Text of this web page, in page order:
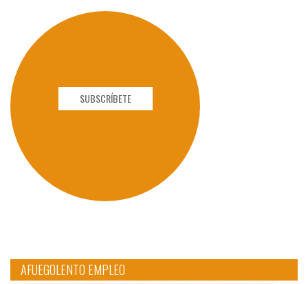
SUBSCRÍBETE
AFUEGOLENTO EMPLEO